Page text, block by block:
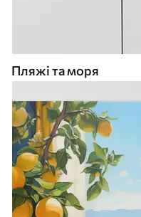
Пляжі та моря